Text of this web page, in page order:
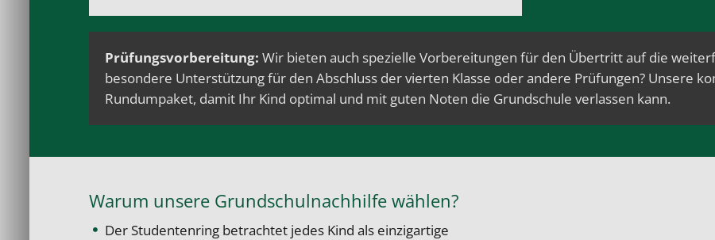
Prüfungsvorbereitung: Wir bieten auch spezielle Vorbereitungen für den Übertritt auf die
besondere Unterstützung für den Abschluss der vierten Klasse oder andere Prüfungen? Unsere
Rundumpaket, damit Ihr Kind optimal und mit guten Noten die Grundschule verlassen kann.
Warum unsere Grundschulnachhilfe wählen?
Der Studentenring betrachtet jedes Kind als einzigartige